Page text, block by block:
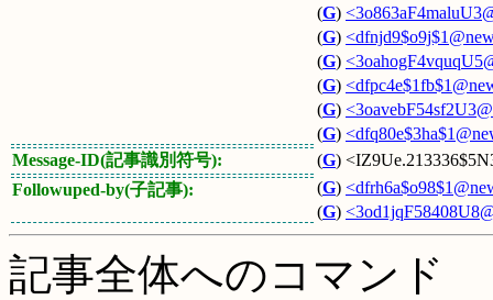
(G)
(G)
(G)
(G)
(G)
(G)
Message-ID(記事識別符号):
(G)
Followuped-by(子記事):
(G)
(G)
記事全体へのコマンド